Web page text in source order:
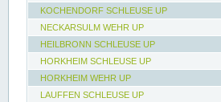
KOCHENDORF SCHLEUSE UP
NECKARSULM WEHR UP
HEILBRONN SCHLEUSE UP
HORKHEIM SCHLEUSE UP
HORKHEIM WEHR UP
LAUFFEN SCHLEUSE UP